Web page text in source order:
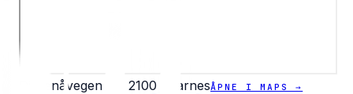
Diesenåvegen 35, 2100 SkarnesÅPNE I MAPS →